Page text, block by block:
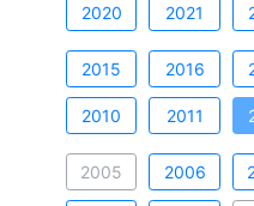
2020 2021
2015 2016
2010 2011
2005 2006